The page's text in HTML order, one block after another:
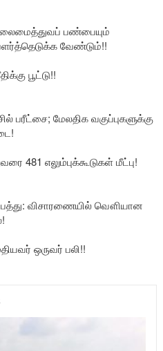
பண்பையும்
வேண்டும்!!
பூட்டு!!
பரீட்சை; மேலதிக வகுப்புகளுக்கு
481 எலும்புக்கூடுகள் மீட்பு!
விசாரணையில் வௌியான
ஒருவர் பலி!!